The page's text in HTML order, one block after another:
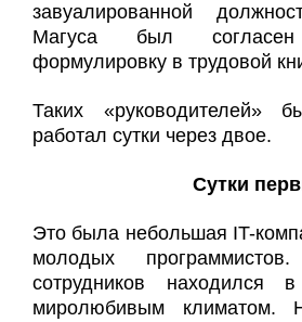
завуалированной
Магуса был
формулировку в трудовой
Таких «руководителей»
работал сутки через двое.
Сутки
Это была небольшая IT-
молодых
сотрудников
миролюбивым